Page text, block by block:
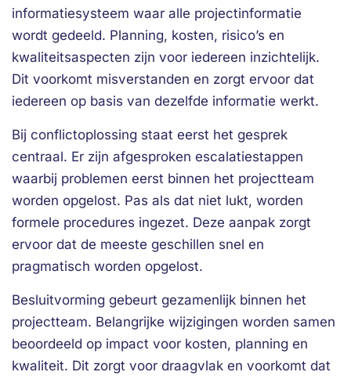
informatiesysteem waar alle projectinformatie
wordt gedeeld. Planning, kosten, risico’s en
kwaliteitsaspecten zijn voor iedereen inzichtelijk.
Dit voorkomt misverstanden en zorgt ervoor dat
iedereen op basis van dezelfde informatie werkt.
Bij conflictoplossing staat eerst het gesprek
centraal. Er zijn afgesproken escalatiestappen
waarbij problemen eerst binnen het projectteam
worden opgelost. Pas als dat niet lukt, worden
formele procedures ingezet. Deze aanpak zorgt
ervoor dat de meeste geschillen snel en
pragmatisch worden opgelost.
Besluitvorming gebeurt gezamenlijk binnen het
projectteam. Belangrijke wijzigingen worden samen
beoordeeld op impact voor kosten, planning en
kwaliteit. Dit zorgt voor draagvlak en voorkomt dat